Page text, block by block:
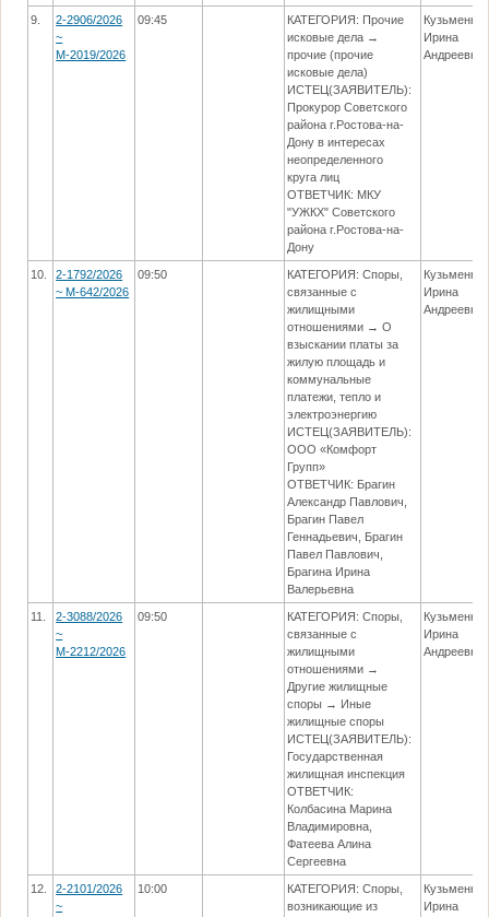
9.
2-2906/2026
~
М-2019/2026
09:45
КАТЕГОРИЯ: Прочие
исковые дела →
прочие (прочие
исковые дела)
ИСТЕЦ(ЗАЯВИТЕЛЬ):
Прокурор Советского
района г.Ростова-на-
Дону в интересах
неопределенного
круга лиц
ОТВЕТЧИК: МКУ
"УЖКХ" Советского
района г.Ростова-на-
Дону
Кузьменко
Ирина
Андреевна
10.
2-1792/2026
~ М-642/2026
09:50
КАТЕГОРИЯ: Споры,
связанные с
жилищными
отношениями → О
взыскании платы за
жилую площадь и
коммунальные
платежи, тепло и
электроэнергию
ИСТЕЦ(ЗАЯВИТЕЛЬ):
ООО «Комфорт
Групп»
ОТВЕТЧИК: Брагин
Александр Павлович,
Брагин Павел
Геннадьевич, Брагин
Павел Павлович,
Брагина Ирина
Валерьевна
Кузьменко
Ирина
Андреевна
11.
2-3088/2026
~
М-2212/2026
09:50
КАТЕГОРИЯ: Споры,
связанные с
жилищными
отношениями →
Другие жилищные
споры → Иные
жилищные споры
ИСТЕЦ(ЗАЯВИТЕЛЬ):
Государственная
жилищная инспекция
ОТВЕТЧИК:
Колбасина Марина
Владимировна,
Фатеева Алина
Сергеевна
Кузьменко
Ирина
Андреевна
12.
2-2101/2026
~
10:00
КАТЕГОРИЯ: Споры,
возникающие из
Кузьменко
Ирина